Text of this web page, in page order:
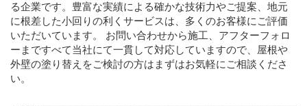
る企業です。豊富な実績による確かな技術力やご提案、地元
に根差した小回りの利くサービスは、多くのお客様にご評価
いただいています。 お問い合わせから施工、アフターフォロ
ーまですべて当社にて一貫して対応していますので、屋根や
外壁の塗り替えをご検討の方はまずはお気軽にご相談くださ
い。